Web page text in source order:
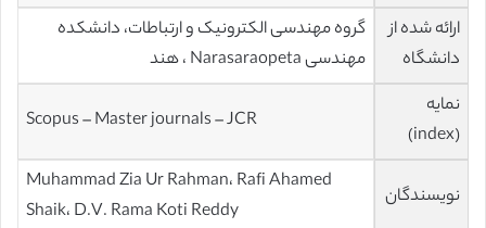
ارائه شده از
دانشگاه
گروه مهندسی الکترونیک و ارتباطات، دانشکده
مهندسی Narasaraopeta ، هند
نمایه
(index)
Scopus – Master journals – JCR
نویسندگان
Muhammad Zia Ur Rahman، Rafi Ahamed
Shaik، D.V. Rama Koti Reddy